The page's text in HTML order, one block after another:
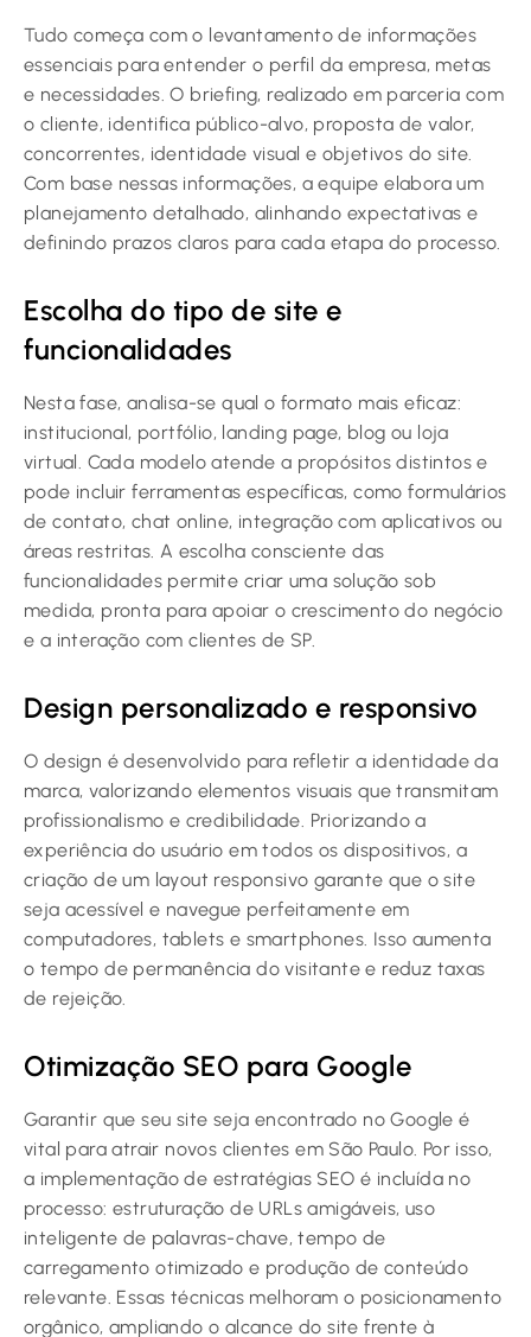
Tudo começa com o levantamento de informações
essenciais para entender o perfil da empresa, metas
e necessidades. O briefing, realizado em parceria com
o cliente, identifica público-alvo, proposta de valor,
concorrentes, identidade visual e objetivos do site.
Com base nessas informações, a equipe elabora um
planejamento detalhado, alinhando expectativas e
definindo prazos claros para cada etapa do processo.
Escolha do tipo de site e
funcionalidades
Nesta fase, analisa-se qual o formato mais eficaz:
institucional, portfólio, landing page, blog ou loja
virtual. Cada modelo atende a propósitos distintos e
pode incluir ferramentas específicas, como formulários
de contato, chat online, integração com aplicativos ou
áreas restritas. A escolha consciente das
funcionalidades permite criar uma solução sob
medida, pronta para apoiar o crescimento do negócio
e a interação com clientes de SP.
Design personalizado e responsivo
O design é desenvolvido para refletir a identidade da
marca, valorizando elementos visuais que transmitam
profissionalismo e credibilidade. Priorizando a
experiência do usuário em todos os dispositivos, a
criação de um layout responsivo garante que o site
seja acessível e navegue perfeitamente em
computadores, tablets e smartphones. Isso aumenta
o tempo de permanência do visitante e reduz taxas
de rejeição.
Otimização SEO para Google
Garantir que seu site seja encontrado no Google é
vital para atrair novos clientes em São Paulo. Por isso,
a implementação de estratégias SEO é incluída no
processo: estruturação de URLs amigáveis, uso
inteligente de palavras-chave, tempo de
carregamento otimizado e produção de conteúdo
relevante. Essas técnicas melhoram o posicionamento
orgânico, ampliando o alcance do site frente à